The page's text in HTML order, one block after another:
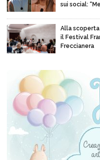
sui social:
Alla
il Festival
Freccianera